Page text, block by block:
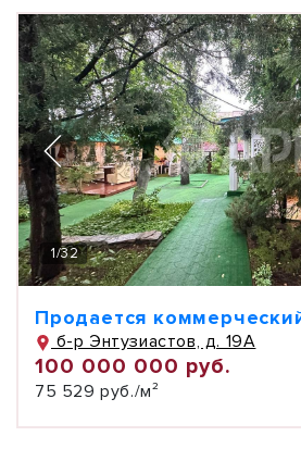
1/32
Продается
б-р Энтузиастов, д. 19А
100 000 000 руб.
75 529 руб./м²